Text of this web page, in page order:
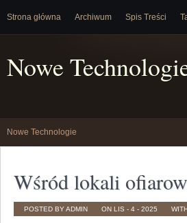
Strona główna Archiwum Spis Treści
Nowe
Nowe Technologie
Wśród lokali
POSTED BY ADMIN ON LIS - 4 - 2025